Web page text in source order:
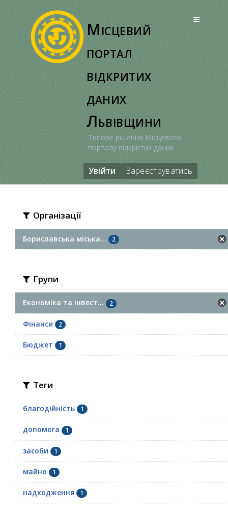
Місцевий
портал
відкритих
даних
Львівщини
Типове рішення Місцевого
порталу відкритих даних
Увійти Зареєструватись
Організації
Бориславська міська... 2
Групи
Економіка та інвест... 2
Фінанси 2
Бюджет 1
Теги
благодійність 1
допомога 1
засоби 1
майно 1
надходження 1